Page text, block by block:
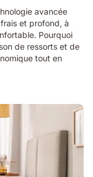
avancée
et profond, à
Pourquoi
de ressorts et de
tout en